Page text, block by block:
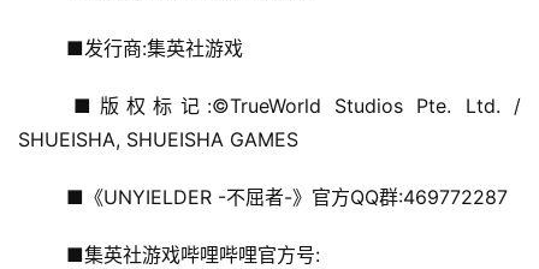
	■发行商:集英社游戏
SHUEISHA, SHUEISHA GAMES
	■《UNYIELDER -不屈者-》官方QQ群:469772287
	■集英社游戏哔哩哔哩官方号: